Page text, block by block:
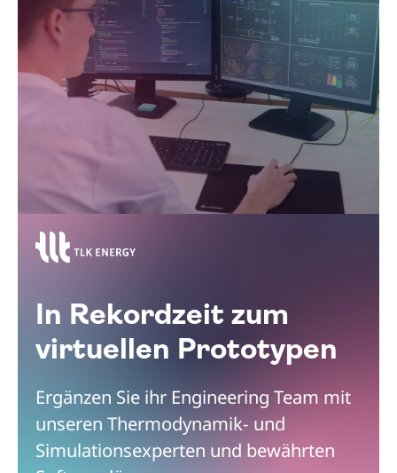
In Rekordzeit zum
virtuellen Prototypen
Ergänzen Sie ihr Engineering Team mit
unseren Thermodynamik- und
Simulationsexperten und bewährten